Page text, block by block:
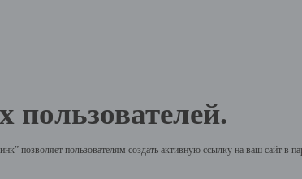
позволяет пользователям создать активную ссылку на ваш сайт в